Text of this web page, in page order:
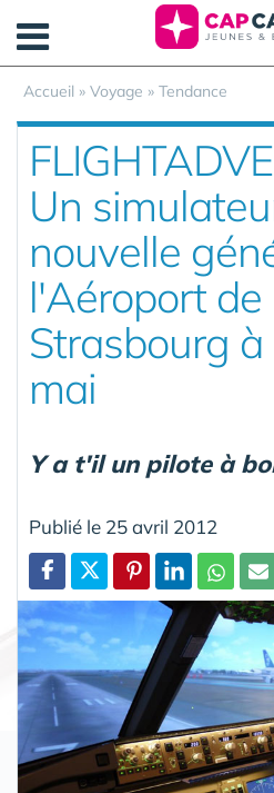
Accueil » Voyage » Tendance
Un
nouvelle
l'Aéroport de
Strasbourg
mai
Y a t'il un pilote à
Publié le 25 avril 2012
Partager
Panneau de gestion des cookies